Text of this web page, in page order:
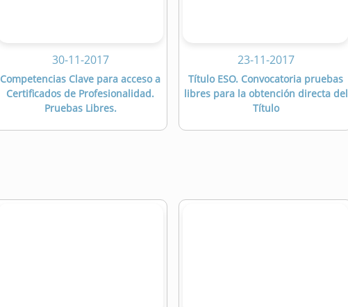
30-11-2017
Competencias Clave para acceso a
Certificados de Profesionalidad.
Pruebas Libres.
23-11-2017
Título ESO. Convocatoria pruebas
libres para la obtención directa del
Título